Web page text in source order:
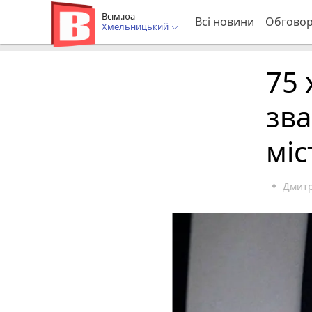
Всім.юа
Хмельницький
Всі новини
75